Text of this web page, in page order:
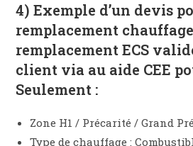
4) Exemple d’un devis
remplacement
remplacement ECS
client via au aide CEE
Seulement :
Zone H1 / Précarité / Grand
Type de chauffage :